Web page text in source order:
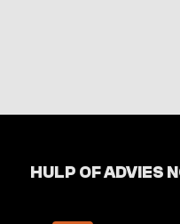
HULP OF ADVIES